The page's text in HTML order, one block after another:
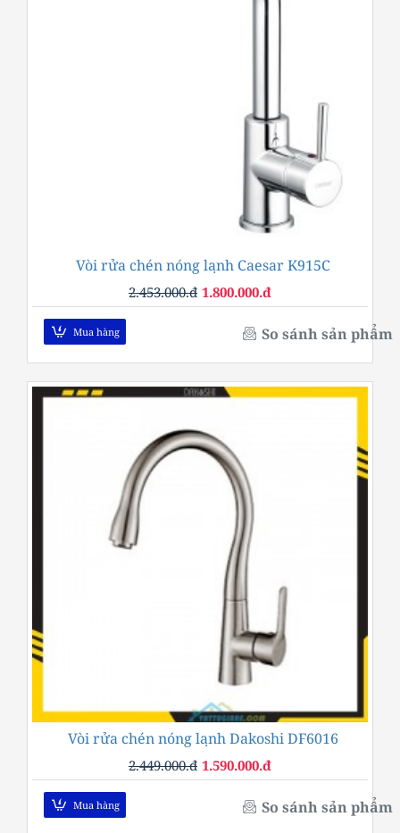
-27%
Vòi rửa chén nóng lạnh Caesar K915C
1.800.000.đ
2.453.000.đ
Mua hàng So sánh sản phẩm
-35%
Vòi rửa chén nóng lạnh Dakoshi DF6016
1.590.000.đ
2.449.000.đ
Mua hàng So sánh sản phẩm